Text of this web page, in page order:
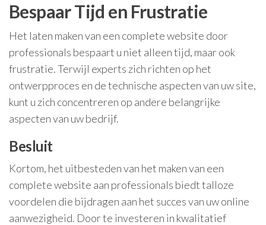
Bespaar Tijd en Frustratie
Het laten maken van een complete website door
professionals bespaart u niet alleen tijd, maar ook
frustratie. Terwijl experts zich richten op het
ontwerpproces en de technische aspecten van uw site,
kunt u zich concentreren op andere belangrijke
aspecten van uw bedrijf.
Besluit
Kortom, het uitbesteden van het maken van een
complete website aan professionals biedt talloze
voordelen die bijdragen aan het succes van uw online
aanwezigheid. Door te investeren in kwalitatief